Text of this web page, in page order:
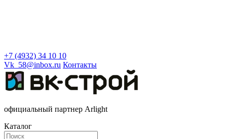
+7 (4932) 34 10 10
Vk_58@inbox.ru Контакты
официальный партнер Arlight
Каталог